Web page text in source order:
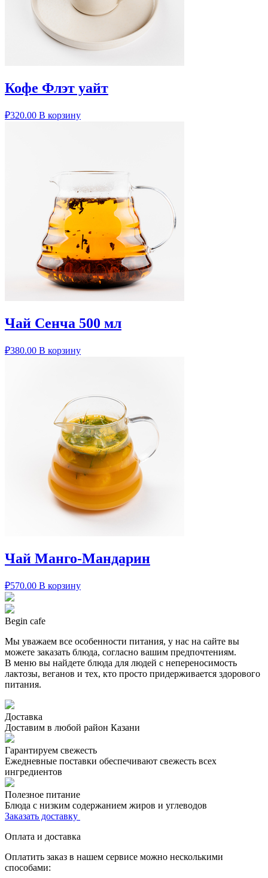
Кофе Флэт уайт
₽320.00 В корзину
Чай Сенча 500 мл
₽380.00 В корзину
Чай Манго-Мандарин
₽570.00 В корзину
Begin cafe
Мы уважаем все особенности питания, у нас на сайте вы
можете заказать блюда, согласно вашим предпочтениям.
В меню вы найдете блюда для людей с непереносимость
лактозы, веганов и тех, кто просто придерживается здорового
питания.
Доставка
Доставим в любой район Казани
Гарантируем свежесть
Ежедневные поставки обеспечивают свежесть всех
ингредиентов
Полезное питание
Блюда с низким содержанием жиров и углеводов
Заказать доставку
Оплата и доставка
Оплатить заказ в нашем сервисе можно несколькими
способами: